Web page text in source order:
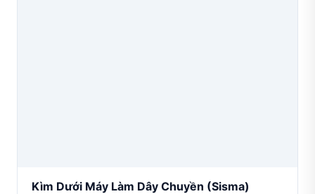
Kìm Dưới Máy Làm Dây Chuyền (sisma)